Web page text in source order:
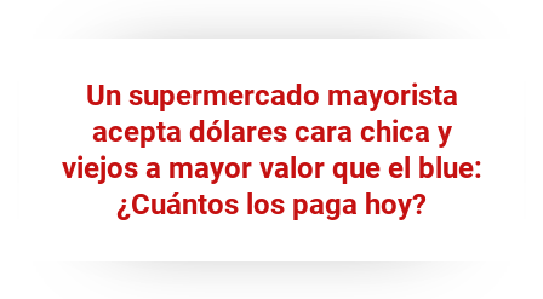
Un supermercado mayorista
acepta dólares cara chica y
viejos a mayor valor que el blue:
¿Cuántos los paga hoy?